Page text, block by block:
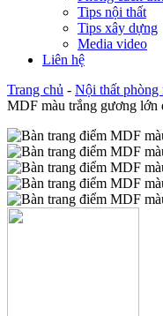
Tips nội thất
Tips xây dựng
Media video
Liên hệ
Trang chủ - Nội thất phòng
MDF màu trắng gương lớn